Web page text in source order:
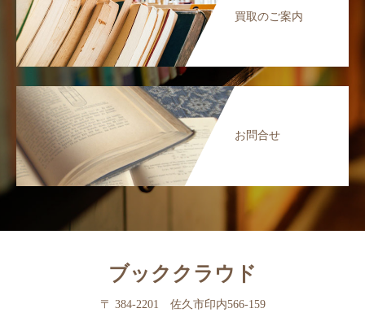
買取のご案内
お問合せ
ブッククラウド
〒 384-2201 佐久市印内566-159